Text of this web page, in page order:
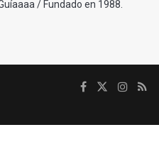
/ Fundado en 1988.